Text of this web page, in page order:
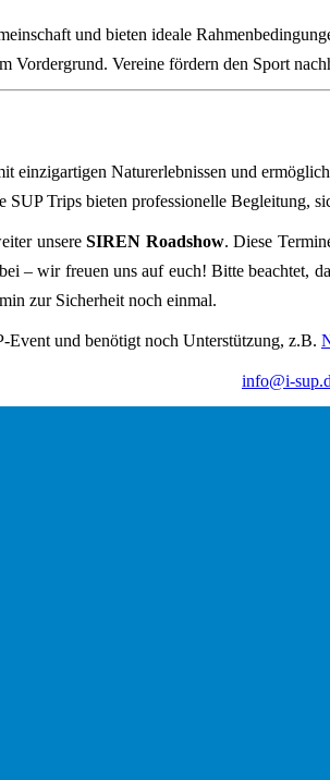
und bieten ideale
Vordergrund. Vereine fördern den Sport
einzigartigen Naturerlebnissen und
SUP Trips bieten professionelle Begleitung,
unsereSIREN Roadshow. Diese
– wir freuen uns auf euch! Bitte beachtet,
zur Sicherheit noch einmal.
Event und benötigt noch Unterstützung, z.B.
info@i-